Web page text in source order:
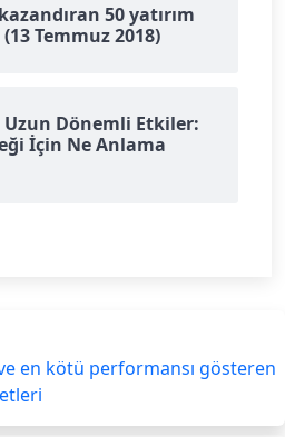
50 yatırım
Temmuz 2018)
Uzun Dönemli Etkiler:
İçin Ne Anlama
en kötü performansı gösteren